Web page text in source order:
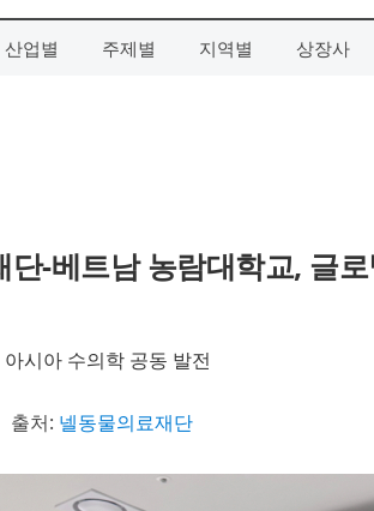
산업별 주제별 지역별 상장사
단-베트남 농람대학교, 글
시아 수의학 공동 발전
출처: 넬동물의료재단